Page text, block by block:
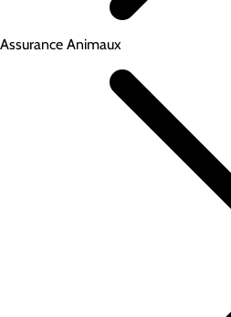
Assurance Animaux